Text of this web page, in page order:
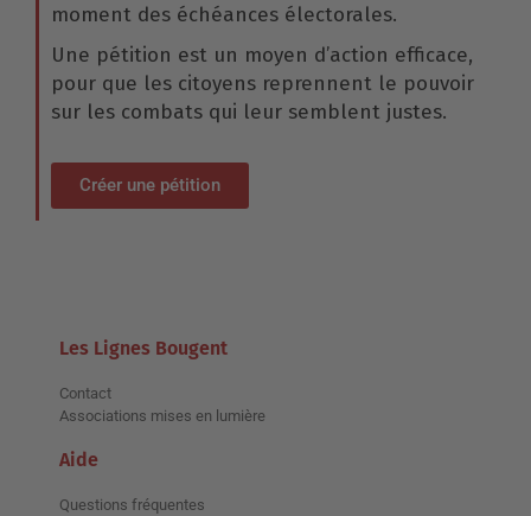
moment des échéances électorales.
Une pétition est un moyen d’action efficace,
pour que les citoyens reprennent le pouvoir
sur les combats qui leur semblent justes.
Créer une pétition
Les Lignes Bougent
Contact
Associations mises en lumière
Aide
Questions fréquentes